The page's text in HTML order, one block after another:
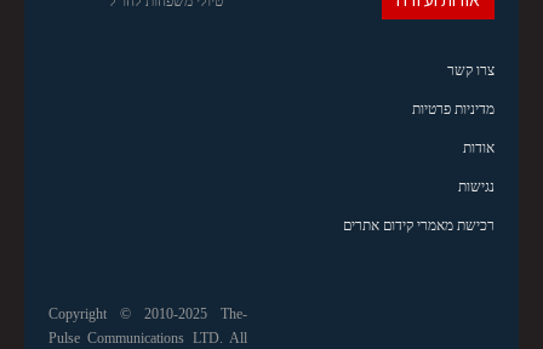
צרו קשר
מדיניות פרטיות
אודות
נגישות
רכישת מאמרי קידום אתרים
Copyright © 2010-2025 The-
Pulse Communications LTD. All